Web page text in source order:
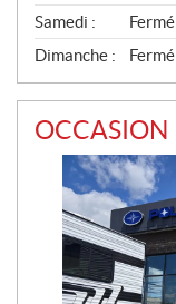
Samedi :
Fermé
Dimanche :
Fermé
OCCASION